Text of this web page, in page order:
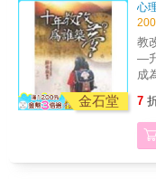
金石堂
心
教
—
成
一
教
7